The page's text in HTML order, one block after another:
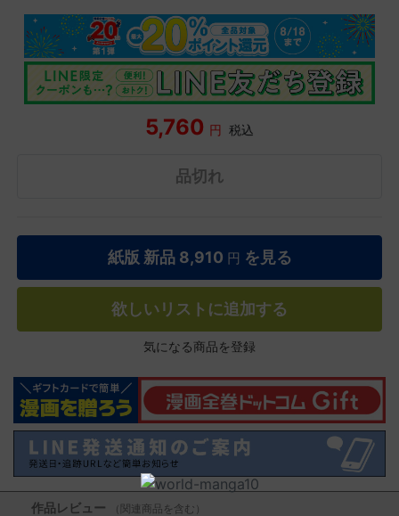
5,760 円 税込
品切れ
紙版 新品 8,910 円 を見る
欲しいリストに追加する
気になる商品を登録
作品レビュー （関連商品を含む）